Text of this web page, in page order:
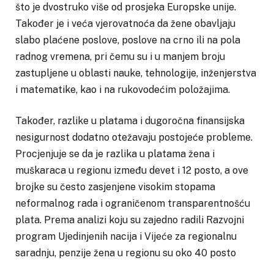
što je dvostruko više od prosjeka Europske unije.
Također je i veća vjerovatnoća da žene obavljaju
slabo plaćene poslove, poslove na crno ili na pola
radnog vremena, pri čemu su i u manjem broju
zastupljene u oblasti nauke, tehnologije, inženjerstva
i matematike, kao i na rukovodećim položajima.
Također, razlike u platama i dugoročna finansijska
nesigurnost dodatno otežavaju postojeće probleme.
Procjenjuje se da je razlika u platama žena i
muškaraca u regionu između devet i 12 posto, a ove
brojke su često zasjenjene visokim stopama
neformalnog rada i ograničenom transparentnošću
plata. Prema analizi koju su zajedno radili Razvojni
program Ujedinjenih nacija i Vijeće za regionalnu
saradnju, penzije žena u regionu su oko 40 posto